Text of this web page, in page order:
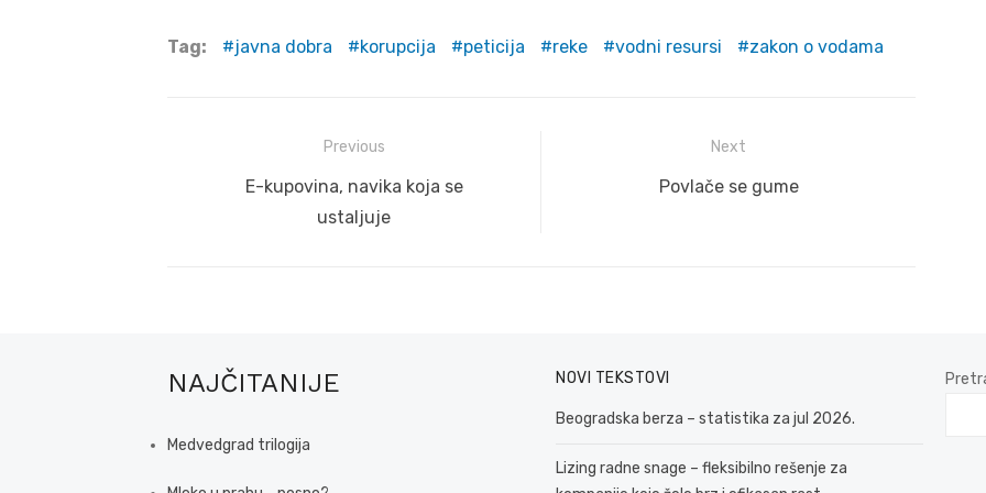
Tag: javna dobra korupcija peticija reke vodni resursi zakon o vodama
navigation
Previous
Previous
E-kupovina, navika koja se
ustaljuje
Next
Next
Povlače se gume
NAJČITANIJE
Medvedgrad trilogija
NOVI TEKSTOVI
Beogradska berza – statistika za jul 2026.
Lizing radne snage – fleksibilno rešenje za